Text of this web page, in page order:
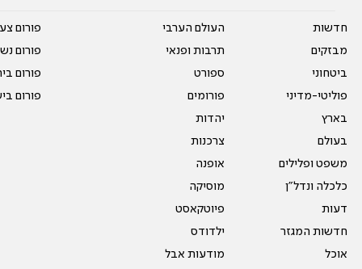
חדשות
מבזקים
ביטחוני
פוליטי-מדיני
בארץ
בעולם
משפט ופלילים
כלכלה ונדל"ן
דעות
חדשות המגזר
אוכל
העולם הערבי
תרבות ופנאי
ספורט
פורומים
יהדות
צרכנות
אופנה
מוסיקה
פיוטקאסט
ילדודס
מודעות אבל
פורום
פורום
פורום
פורום